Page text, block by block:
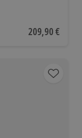
Aktueller Preis
209,90 €